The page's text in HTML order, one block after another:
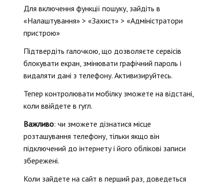
Для включення функції пошуку, зайдіть в
«Налаштування» > «Захист» > «Адміністратори
пристрою»
Підтвердіть галочкою, що дозволяєте сервісів
блокувати екран, змінювати графічний пароль і
видаляти дані з телефону. Активизируйтесь.
Тепер контролювати мобілку зможете на відстані,
коли ввійдете в гугл.
Важливо: чи зможете дізнатися місце
розташування телефону, тільки якщо він
підключений до інтернету і його облікові записи
збережені.
Коли зайдете на сайт в перший раз, доведеться